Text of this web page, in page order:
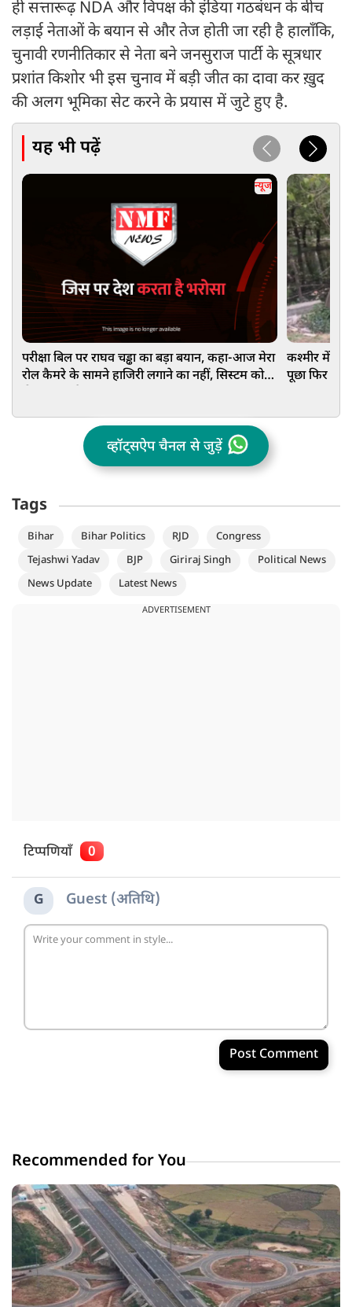
ही सत्तारूढ़ NDA और विपक्ष की इंडिया गठबंधन के बीच
लड़ाई नेताओं के बयान से और तेज होती जा रही है हालाँकि,
चुनावी रणनीतिकार से नेता बने जनसुराज पार्टी के सूत्रधार
प्रशांत किशोर भी इस चुनाव में बड़ी जीत का दावा कर ख़ुद
की अलग भूमिका सेट करने के प्रयास में जुटे हुए है.
यह भी पढ़ें
न्यूज
परीक्षा बिल पर राघव चड्ढा का बड़ा बयान, कहा-आज मेरा
रोल कैमरे के सामने हाजिरी लगाने का नहीं, सिस्टम को
कश्मीर में
पूछा फिर दो
व्हॉट्सऐप चैनल से जुड़ें
Tags
Bihar Bihar Politics RJD
Congress
Tejashwi Yadav
BJP Giriraj Singh
Political News
News Update
Latest News
ADVERTISEMENT
टिप्पणियाँ 0
G Guest (अतिथि)
Post Comment
Recommended for You